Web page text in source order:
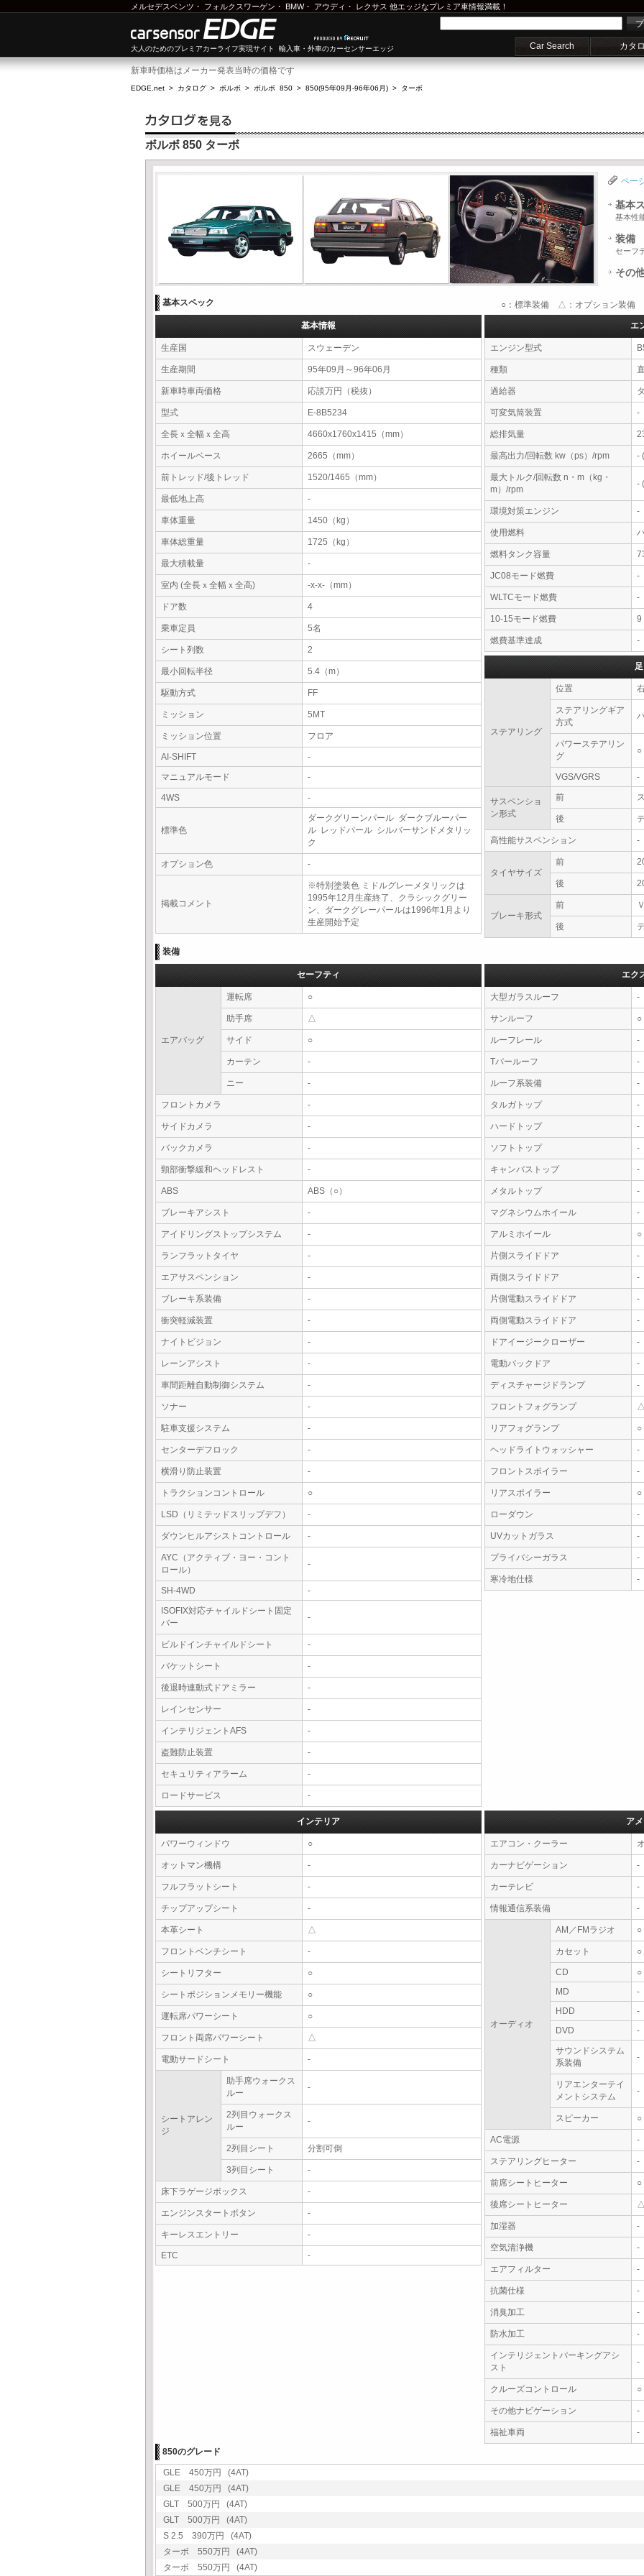
メルセデスベンツ ・ フォルクスワーゲン ・ BMW・ アウディ ・ レクサス 他エッジなプレミア車情報満載！
大人のためのプレミアカーライフ実現サイト 輸入車・外車のカーセンサーエッジ Car Search カタ
新車時価格はメーカー発表当時の価格です
EDGE.net > カタログ > ボルボ > ボルボ 850 > 850(95年09月-96年06月) > ターボ
ボルボ 850 ターボ
ペー
基本
基本性
装備
セーフ
その
基本スペック ○：標準装備 △：オプション装備 -
基本情報
生産国 スウェーデン
生産期間 95年09月～96年06月
新車時車両価格 応談万円（税抜）
型式 E-8B5234
全長ｘ全幅ｘ全高 4660x1760x1415（mm）
ホイールベース 2665（mm）
前トレッド/後トレッド 1520/1465（mm）
最低地上高 -
車体重量 1450（kg）
車体総重量 1725（kg）
最大積載量 -
室内 (全長ｘ全幅ｘ全高) -x-x-（mm）
ドア数 4
乗車定員 5名
シート列数 2
最小回転半径 5.4（m）
駆動方式 FF
ミッション 5MT
ミッション位置 フロア
AI-SHIFT
-
マニュアルモード
-
4WS -
標準色
ダークグリーンパール ダークブルーパー
ル レッドパール シルバーサンドメタリッ
ク
オプション色 -
掲載コメント
※特別塗装色 ミドルグレーメタリックは
1995年12月生産終了、クラシックグリー
ン、ダークグレーパールは1996年1月より
生産開始予定
エ
エンジン型式
種類
過給器
可変気筒装置 -
総排気量
最高出力/回転数 kw（ps）/rpm -
最大トルク/回転数 n・m（kg・
m）/rpm
-
環境対策エンジン -
使用燃料
燃料タンク容量
JC08モード燃費 -
WLTCモード燃費 -
10-15モード燃費 9
燃費基準達成 -
ステアリング
位置
ステアリングギア
方式
パワーステアリン
グ
○
VGS/VGRS -
サスペンショ
ン形式
前
後
高性能サスペンション -
タイヤサイズ
前
後
ブレーキ形式
前
後
装備
セーフティ
エアバッグ
運転席 ○
助手席 △
サイド ○
カーテン -
ニー -
フロントカメラ -
サイドカメラ -
バックカメラ -
頸部衝撃緩和ヘッドレスト -
ABS ABS（○）
ブレーキアシスト -
アイドリングストップシステム -
ランフラットタイヤ -
エアサスペンション -
ブレーキ系装備 -
衝突軽減装置 -
ナイトビジョン -
レーンアシスト -
車間距離自動制御システム -
ソナー -
駐車支援システム -
センターデフロック -
横滑り防止装置 -
トラクションコントロール ○
LSD（リミテッドスリップデフ） -
ダウンヒルアシストコントロール -
AYC（アクティブ・ヨー・コント
ロール）
-
SH-4WD
-
ISOFIX対応チャイルドシート固定
バー
-
ビルドインチャイルドシート -
バケットシート -
後退時連動式ドアミラー -
レインセンサー -
インテリジェントAFS -
盗難防止装置 -
セキュリティアラーム -
ロードサービス -
エク
大型ガラスルーフ -
サンルーフ ○
ルーフレール -
Tバールーフ -
ルーフ系装備 -
タルガトップ -
ハードトップ -
ソフトトップ -
キャンバストップ -
メタルトップ -
マグネシウムホイール -
アルミホイール ○
片側スライドドア -
両側スライドドア -
片側電動スライドドア -
両側電動スライドドア -
ドアイージークローザー -
電動バックドア -
ディスチャージドランプ -
フロントフォグランプ
リアフォグランプ ○
ヘッドライトウォッシャー -
フロントスポイラー -
リアスポイラー ○
ローダウン -
UVカットガラス -
プライバシーガラス -
寒冷地仕様 -
インテリア
パワーウィンドウ ○
オットマン機構 -
フルフラットシート -
チップアップシート -
本革シート △
フロントベンチシート -
シートリフター ○
シートポジションメモリー機能 ○
運転席パワーシート ○
フロント両席パワーシート △
電動サードシート -
シートアレン
ジ
助手席ウォークス
ルー
-
2列目ウォークス
ルー
-
2列目シート 分割可倒
3列目シート -
床下ラゲージボックス -
エンジンスタートボタン -
キーレスエントリー -
ETC -
ア
エアコン・クーラー
カーナビゲーション -
カーテレビ -
情報通信系装備 -
オーディオ
AM／FMラジオ ○
カセット ○
CD
○
MD
-
HDD
-
DVD
-
サウンドシステム
系装備
-
リアエンターテイ
メントシステム
-
スピーカー ○
AC電源 -
ステアリングヒーター -
前席シートヒーター ○
後席シートヒーター
加湿器 -
空気清浄機 -
エアフィルター -
抗菌仕様 -
消臭加工 -
防水加工 -
インテリジェントパーキングアシ
スト
-
クルーズコントロール ○
その他ナビゲーション -
福祉車両
-
850のグレード
GLE 450万円 (4AT)
GLE 450万円 (4AT)
GLT 500万円 (4AT)
GLT 500万円 (4AT)
S 2.5 390万円 (4AT)
ターボ 550万円 (4AT)
ターボ 550万円 (4AT)